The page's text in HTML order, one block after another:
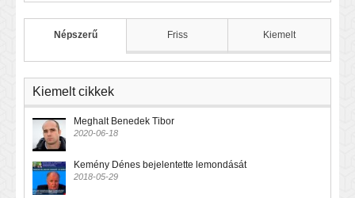
Népszerű Friss Kiemelt
Kiemelt cikkek
Meghalt Benedek Tibor
2020-06-18
Kemény Dénes bejelentette lemondását
2018-05-29